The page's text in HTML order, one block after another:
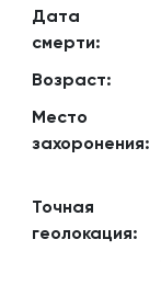
Дата
смерти:
Возраст:
Место
захоронения:
Точная
геолокация: